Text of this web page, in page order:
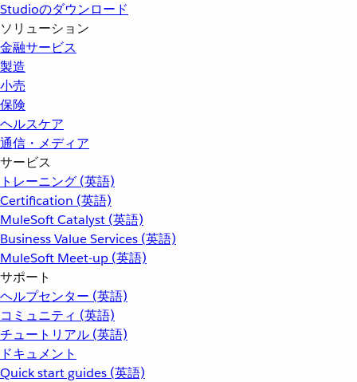
Studioのダウンロード
ソリューション
金融サービス
製造
小売
保険
ヘルスケア
通信・メディア
サービス
トレーニング (英語)
Certification (英語)
MuleSoft Catalyst (英語)
Business Value Services (英語)
MuleSoft Meet-up (英語)
サポート
ヘルプセンター (英語)
コミュニティ (英語)
チュートリアル (英語)
ドキュメント
Quick start guides (英語)